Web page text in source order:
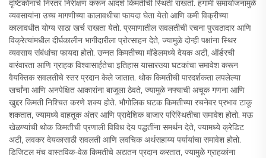
दृष्टिकोनाचे निरंतर निरीक्षण करून आदर्श किमतीची स्थिती राखतो. हंगामी समायोजनामुळे
व्यवसायांना उच्च मागणीच्या कालावधीचा फायदा घेता येतो आणि कमी विक्रीच्या
कालावधीत योग्य साठा खर्च राखता येतो. प्रमाणातील सवलतीची रचना पुरवठादार आणि
विक्रेत्यांमधील दीर्घकालीन भागीदारीला प्रोत्साहन देते, ज्यामुळे दोन्ही पक्षांना स्थिर
व्यवसाय संबंधांचा फायदा होतो. उन्नत किमतीच्या मॉडेलमध्ये देयक अटी, ऑर्डरची
वारंवारता आणि ग्राहक विश्वासार्हतेचा इतिहास यासारख्या घटकांचा समावेश करून
वैयक्तिक सवलतीचे स्तर प्रदान केले जातात. थोक किमतीची पारदर्शकता लपलेल्या
खर्चांना आणि अनपेक्षित आकारांना बाजूला ठेवते, ज्यामुळे नफ्याची अचूक गणना आणि
खुद्दर किमती निश्चित करणे शक्य होते. भौगोलिक घटक किमतीच्या रचनेवर प्रभाव टाकू
शकतात, ज्यामध्ये वाहतूक अंतर आणि प्रादेशिक बाजार परिस्थितीचा समावेश होतो. मऊ
खेळण्यांची थोक किमतीची प्रणाली विविध देय पद्धतींना समर्थन देते, ज्यामध्ये क्रेडिट
अटी, लवकर देयकासाठी सवलती आणि लवचिक अर्थसहाय्य पर्यायांचा समावेश होतो.
डिजिटल मंच वास्तविक-वेळ किमतीचे अद्यतन प्रदान करतात, ज्यामुळे ग्राहकांना